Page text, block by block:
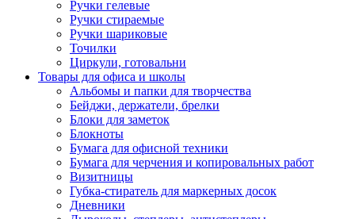
Ручки гелевые
Ручки стираемые
Ручки шариковые
Точилки
Циркули, готовальни
Товары для офиса и школы
Альбомы и папки для творчества
Бейджи, держатели, брелки
Блоки для заметок
Блокноты
Бумага для офисной техники
Бумага для черчения и копировальных работ
Визитницы
Губка-стиратель для маркерных досок
Дневники